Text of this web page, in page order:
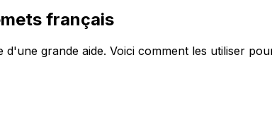
français
grande aide. Voici comment les utiliser